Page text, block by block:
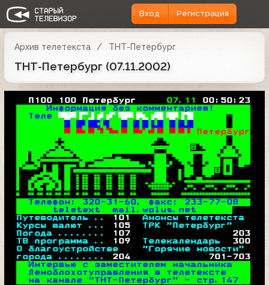
Вход Регистрация
Архив телетекста ТНТ-Петербург
ТНТ-Петербург (07.11.2002)
   П100 100 Петербург
07.11 00:50:23
   Информация без комментариев!
Теле
 

 Петербург


В


В







Телефон: 320-31-60, факс: 233-77-08
    teletext
mail.wplus.net
Путеводитель ..
101
Анонсы телетекста
Курсы валют ...
105
ТРК "Петербург"
Погода ........
107
203
ТВ программа ..
109 Телекалендарь 300
О благоустройстве    "Горячие новости"
города ........ 204 701 -703
Интервью с заместителем начальника
Леноблохотуправления в телетексте
на канале "ТНТ-Петербург" - стр.
147